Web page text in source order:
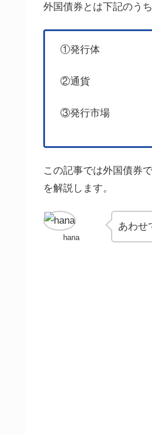
外国債券とは下記のうち
①発行体
②通貨
③発行市場
この記事では外国債券
を解説します。
hana
あわせ